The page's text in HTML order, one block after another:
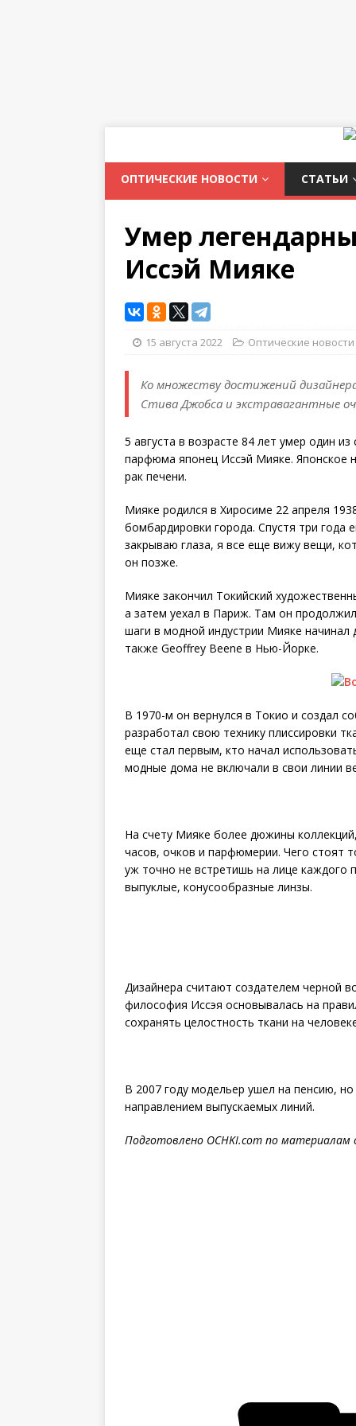
ОПТИЧЕСКИЕ НОВОСТИ СТАТЬИ
Умер
Иссэй Мияке
15 августа 2022 Оптические новости
Ко множеству достижений
Стива Джобса и экстравагантные
5 августа в возрасте 84 лет умер один
парфюма японец Иссэй Мияке. Японское
рак печени.
Мияке родился в Хиросиме 22 апреля
бомбардировки города. Спустя три года
закрываю глаза, я все еще вижу вещи,
он позже.
Мияке закончил Токийский
а затем уехал в Париж. Там он
шаги в модной индустрии Мияке начинал
также Geoffrey Beene в Нью-Йорке.
В 1970-м он вернулся в Токио и создал
разработал свою технику плиссировки
еще стал первым, кто начал
модные дома не включали в свои линии
На счету Мияке более дюжины
часов, очков и парфюмерии. Чего стоят
уж точно не встретишь на лице каждого
выпуклые, конусообразные линзы.
Дизайнера считают создателем черной
философия Иссэя основывалась на
сохранять целостность ткани на
В 2007 году модельер ушел на пенсию,
направлением выпускаемых линий.
Подготовлено OCHKI.com по материалам